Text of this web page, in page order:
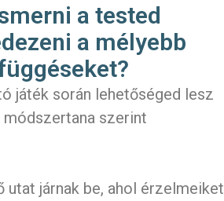
a tested
a mélyebb
játék során lehetőséged lesz
szerint
utat járnak be, ahol érzelmeiket